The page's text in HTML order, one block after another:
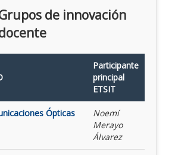
de innovación
Participante
principal
ETSIT
Ópticas
Noemí
Merayo
Álvarez